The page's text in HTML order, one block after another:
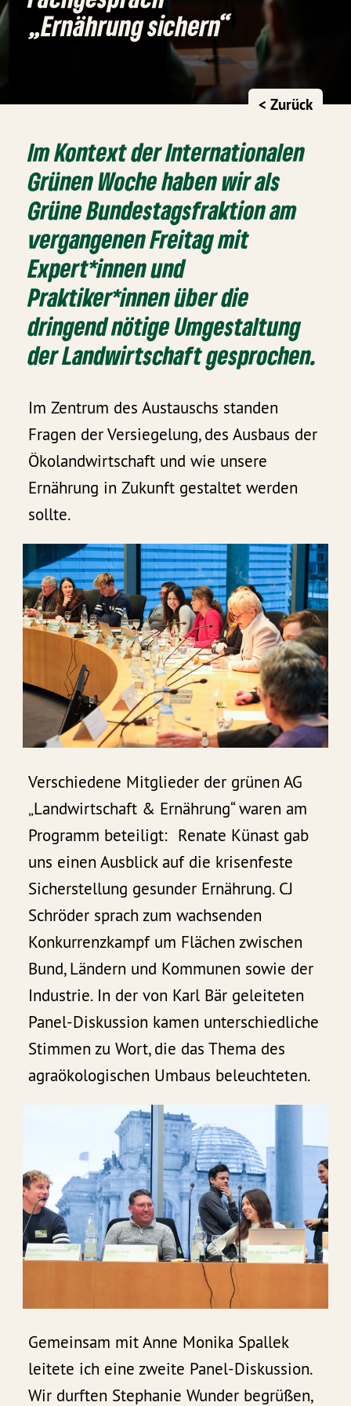
„Ernährung sichern“
< Zurück
Im Kontext der Internationalen
Grünen Woche haben wir als
Grüne Bundestagsfraktion am
vergangenen Freitag mit
Expert*innen und
Praktiker*innen über die
dringend nötige Umgestaltung
der Landwirtschaft gesprochen.
Im Zentrum des Austauschs standen
Fragen der Versiegelung, des Ausbaus der
Ökolandwirtschaft und wie unsere
Ernährung in Zukunft gestaltet werden
sollte.
Verschiedene Mitglieder der grünen AG
„Landwirtschaft & Ernährung“ waren am
Programm beteiligt: Renate Künast gab
uns einen Ausblick auf die krisenfeste
Sicherstellung gesunder Ernährung. CJ
Schröder sprach zum wachsenden
Konkurrenzkampf um Flächen zwischen
Bund, Ländern und Kommunen sowie der
Industrie. In der von Karl Bär geleiteten
Panel-Diskussion kamen unterschiedliche
Stimmen zu Wort, die das Thema des
agraökologischen Umbaus beleuchteten.
Gemeinsam mit Anne Monika Spallek
leitete ich eine zweite Panel-Diskussion.
Wir durften Stephanie Wunder begrüßen,